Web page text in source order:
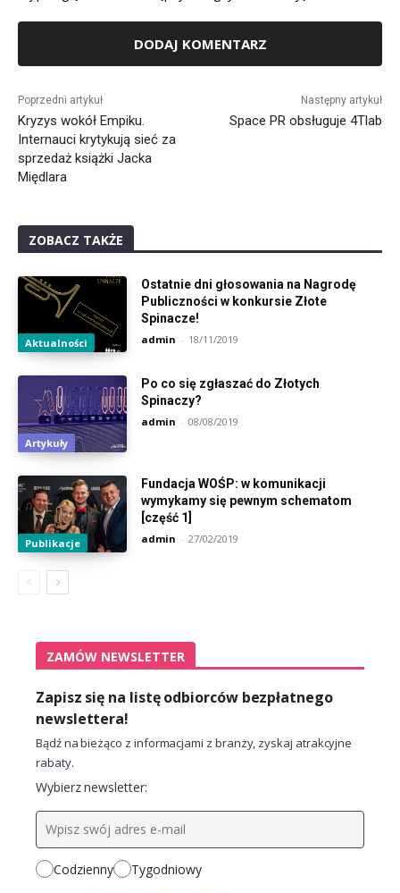
Poprzedni artykuł
Kryzys wokół Empiku.
Internauci krytykują sieć za
sprzedaż książki Jacka
Międlara
Następny artykuł
Space PR obsługuje 4Tlab
ZOBACZ TAKŻE
Aktualności
Ostatnie dni głosowania na Nagrodę
Publiczności w konkursie Złote
Spinacze!
admin - 18/11/2019
Artykuły
Po co się zgłaszać do Złotych
Spinaczy?
admin - 08/08/2019
Publikacje
Fundacja WOŚP: w komunikacji
wymykamy się pewnym schematom
[część 1]
admin - 27/02/2019
ZAMÓW NEWSLETTER
Zapisz się na listę odbiorców bezpłatnego
newslettera!
Bądź na bieżąco z informacjami z branży, zyskaj atrakcyjne
rabaty.
Wybierz newsletter:
Codzienny Tygodniowy